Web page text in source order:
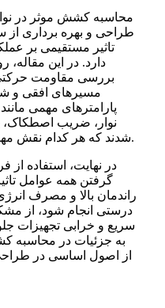
محاسبه کشش موثر در
طراحی و بهره برداری از
تاثیر مستقیمی بر
دارد. در این
بررسی مقاومت
مسیرهای افقی و
پارامترهای مهمی
نوار، ضریب
شدند که هر کدام نقش مهمی در تعیین میزان کشش دارند.
در نهایت، استفاده
گرفتن همه عوامل
راندمان بالا و مصرف
درستی انجام شود، از
سریع و خرابی تجهیزات
به جزئیات در محاسبه
از اصول اساسی در